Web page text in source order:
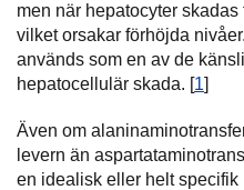
men när hepatocyter
vilket orsakar förhöjda
används som en av de
hepatocellulär skada. [1]
Även om
levern än
en idealisk eller helt specifik